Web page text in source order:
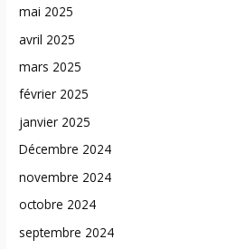
mai 2025
avril 2025
mars 2025
février 2025
janvier 2025
Décembre 2024
novembre 2024
octobre 2024
septembre 2024